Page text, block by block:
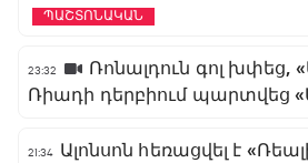
ՊԱՇՏՈՆԱԿԱՆ
23:32
Ռոնալդուն գոլ խփեց,
Ռիադի դերբիում պարտվեց
21:34 Ալոնսոն հեռացվել է